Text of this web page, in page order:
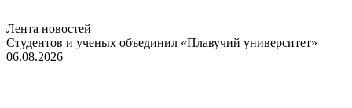
Лента новостей
Студентов и ученых объединил «Плавучий университет»
06.08.2026